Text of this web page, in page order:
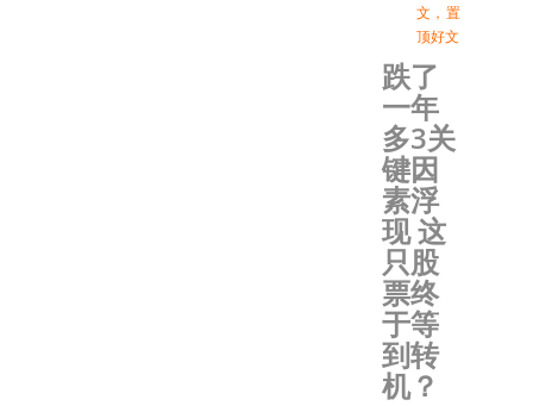
文 ， 置
顶好文
跌了
一年
多3关
键因
素浮
现 这
只股
票终
于等
到转
机？